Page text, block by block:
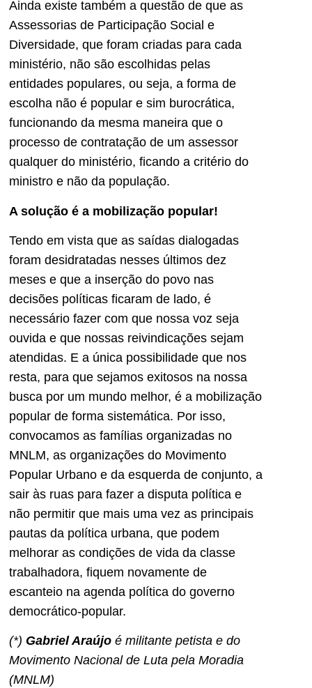
Ainda existe também a questão de que as
Assessorias de Participação Social e
Diversidade, que foram criadas para cada
ministério, não são escolhidas pelas
entidades populares, ou seja, a forma de
escolha não é popular e sim burocrática,
funcionando da mesma maneira que o
processo de contratação de um assessor
qualquer do ministério, ficando a critério do
ministro e não da população.
A solução é a mobilização popular!
Tendo em vista que as saídas dialogadas
foram desidratadas nesses últimos dez
meses e que a inserção do povo nas
decisões políticas ficaram de lado, é
necessário fazer com que nossa voz seja
ouvida e que nossas reivindicações sejam
atendidas. E a única possibilidade que nos
resta, para que sejamos exitosos na nossa
busca por um mundo melhor, é a mobilização
popular de forma sistemática. Por isso,
convocamos as famílias organizadas no
MNLM, as organizações do Movimento
Popular Urbano e da esquerda de conjunto, a
sair às ruas para fazer a disputa política e
não permitir que mais uma vez as principais
pautas da política urbana, que podem
melhorar as condições de vida da classe
trabalhadora, fiquem novamente de
escanteio na agenda política do governo
democrático-popular.
(*) Gabriel Araújo é militante petista e do
Movimento Nacional de Luta pela Moradia
(MNLM)